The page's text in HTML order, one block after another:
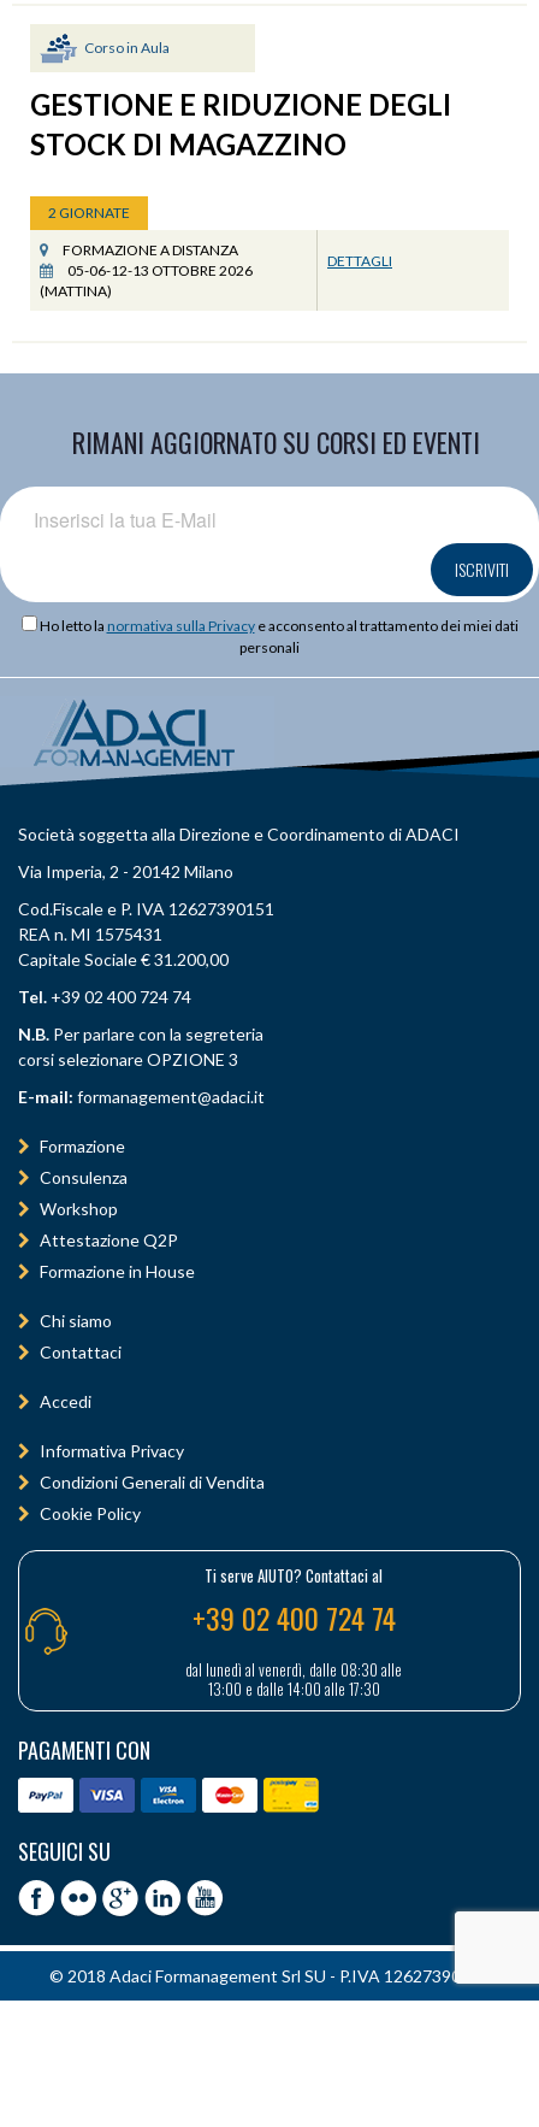
Corso in Aula
GESTIONE E RIDUZIONE DEGLI
STOCK DI MAGAZZINO
2 GIORNATE
FORMAZIONE A DISTANZA
05-06-12-13 OTTOBRE 2026
(MATTINA)
DETTAGLI
RIMANI AGGIORNATO SU CORSI ED EVENTI
ISCRIVITI
Ho letto la normativa sulla Privacye acconsento al trattamento dei miei dati
personali
Società soggetta alla Direzione e Coordinamento di ADACI
Via Imperia, 2 - 20142 Milano
Cod.Fiscale e P. IVA 12627390151
REA n. MI 1575431
Capitale Sociale € 31.200,00
Tel. +39 02 400 724 74
N.B. Per parlare con la segreteria
corsi selezionare OPZIONE 3
E-mail: formanagement@adaci.it
Formazione
Consulenza
Workshop
Attestazione Q2P
Formazione in House
Chi siamo
Contattaci
Accedi
Informativa Privacy
Condizioni Generali di Vendita
Cookie Policy
Ti serve AIUTO? Contattaci al
+39 02 400 724 74
dal lunedì al venerdì, dalle 08:30 alle
13:00 e dalle 14:00 alle 17:30
PAGAMENTI CON
SEGUICI SU
© 2018 Adaci Formanagement Srl SU - P.IVA 12627390151